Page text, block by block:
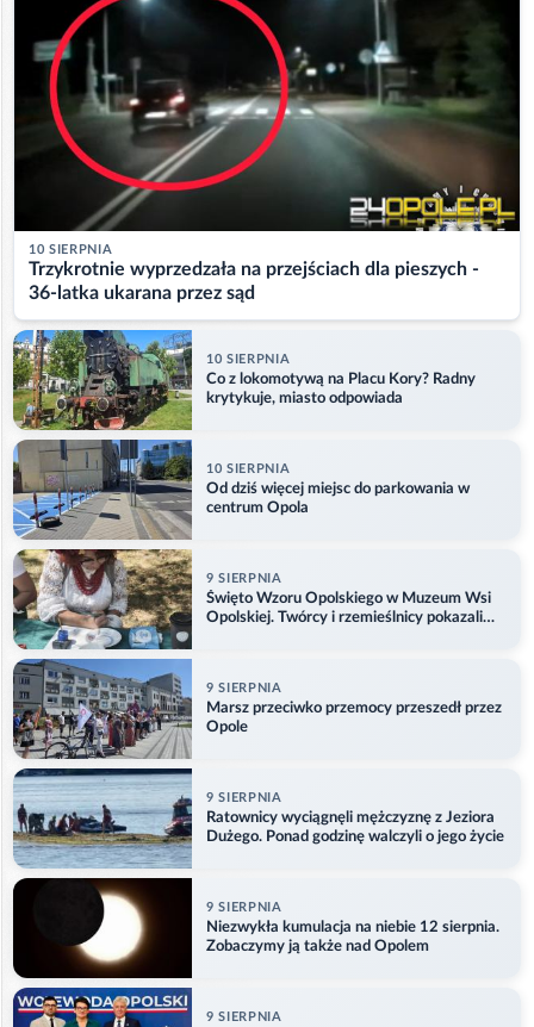
10 SIERPNIA
Trzykrotnie wyprzedzała na przejściach dla pieszych -
36-latka ukarana przez sąd
10 SIERPNIA
Co z lokomotywą na Placu Kory? Radny
krytykuje, miasto odpowiada
10 SIERPNIA
Od dziś więcej miejsc do parkowania w
centrum Opola
9 SIERPNIA
Święto Wzoru Opolskiego w Muzeum Wsi
Opolskiej. Twórcy i rzemieślnicy pokazali
9 SIERPNIA
Marsz przeciwko przemocy przeszedł przez
Opole
9 SIERPNIA
Ratownicy wyciągnęli mężczyznę z Jeziora
Dużego. Ponad godzinę walczyli o jego życie
9 SIERPNIA
Niezwykła kumulacja na niebie 12 sierpnia.
Zobaczymy ją także nad Opolem
9 SIERPNIA